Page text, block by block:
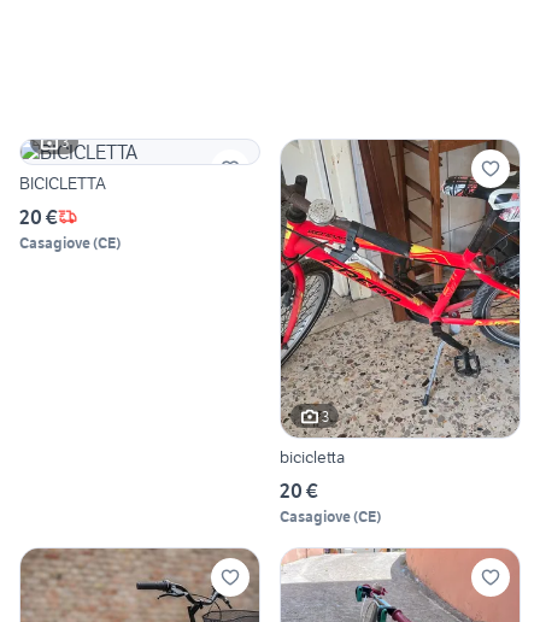
3
BICICLETTA
20 €
Casagiove(CE)
3
bicicletta
20 €
Casagiove(CE)